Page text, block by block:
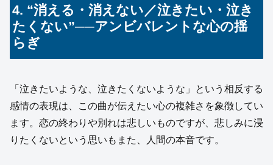
4. “消える・消えない／泣きたい・泣き
たくない”──アンビバレントな心の揺
らぎ
「泣きたいような、泣きたくないような」という相反する
感情の表現は、この曲が伝えたい心の複雑さを象徴してい
ます。恋の終わりや別れは悲しいものですが、悲しみに浸
りたくないという思いもまた、人間の本音です。